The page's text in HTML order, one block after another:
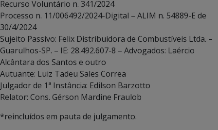
Recurso Voluntário n. 341/2024
Processo n. 11/006492/2024-Digital – ALIM n. 54889-E de
30/4/2024
Sujeito Passivo: Felix Distribuidora de Combustíveis Ltda. –
Guarulhos-SP. – IE: 28.492.607-8 – Advogados: Laércio
Alcântara dos Santos e outro
Autuante: Luiz Tadeu Sales Correa
Julgador de 1ª Instância: Edilson Barzotto
Relator: Cons. Gérson Mardine Fraulob
*reincluídos em pauta de julgamento.